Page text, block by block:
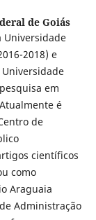
de Goiás
Universidade
2018) e
em
é
de
científicos
como
Araguaia
Administração